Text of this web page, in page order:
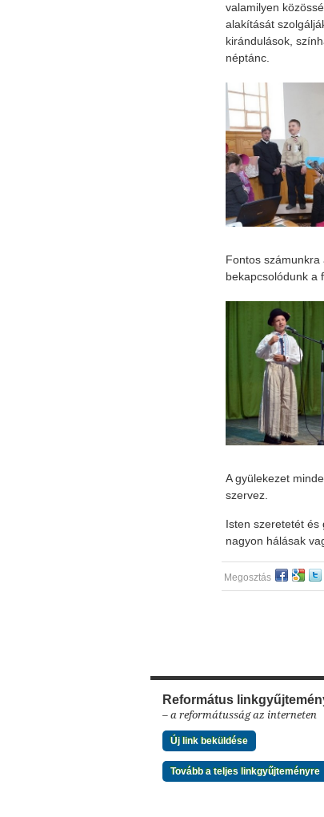
valamilyen
alakítását
kirándulások,
néptánc.
Fontos
bekapcsolódunk a
A gyülekezet
szervez.
Isten szeretetét és
nagyon hálásak
Megosztás
Református
– a reformátusság az interneten
Új link beküldése
Tovább a teljes linkgyűjteményre